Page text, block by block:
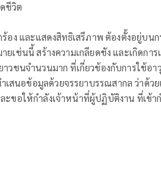
ชีวิต
อง และแสดงสิทธิเสรีภาพ ต้องตั้งอยู่บนก
ยเช่นนี้ สร้างความเกลียดชัง และเกิดกา
าวชนจำนวนมาก ที่เกี่ยวข้องกับการใช้อา
สนอข้อมูลด้วยจรรยาบรรณสากล ว่าด้วย
ะขอให้กำลังเจ้าหน้าที่ผู้ปฏิบัติงาน ที่เข้า